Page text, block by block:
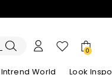
0
Intrend World Look Inspo